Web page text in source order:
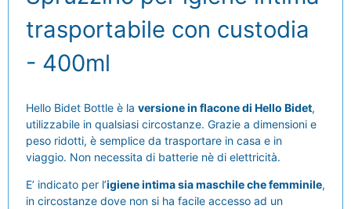
trasportabile con custodia
- 400ml
Hello Bidet Bottle è la versione in flacone di Hello Bidet,
utilizzabile in qualsiasi circostanze. Grazie a dimensioni e
peso ridotti, è semplice da trasportare in casa e in
viaggio. Non necessita di batterie nè di elettricità.
E’ indicato per l’igiene intima sia maschile che femminile,
in circostanze dove non si ha facile accesso ad un